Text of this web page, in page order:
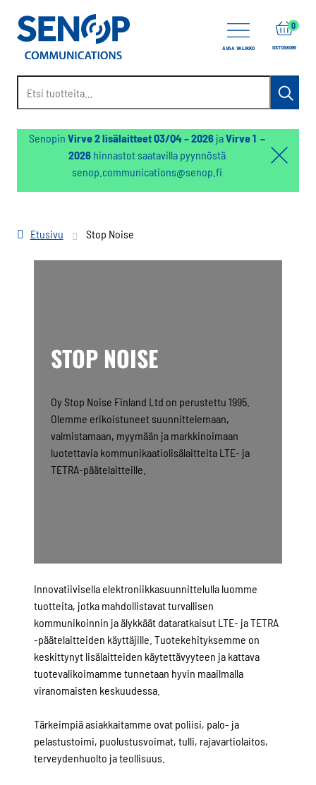
AVAA VALIKKO OSTOSKORI
0items
Senopin Virve 2 lisälaitteet Q3/Q4 – 2026jaVirve 1 –
2026hinnastot saatavilla pyynnöstä
senop.communications@senop.fi
Etusivu Stop Noise
STOP NOISE
Oy Stop Noise Finland Ltd on perustettu 1995.
Olemme erikoistuneet suunnittelemaan,
valmistamaan, myymään ja markkinoimaan
luotettavia kommunikaatiolisälaitteita LTE- ja
TETRA-päätelaitteille.
Innovatiivisella elektroniikkasuunnittelulla luomme
tuotteita, jotka mahdollistavat turvallisen
kommunikoinnin ja älykkäät dataratkaisut LTE- ja TETRA
-päätelaitteiden käyttäjille. Tuotekehityksemme on
keskittynyt lisälaitteiden käytettävyyteen ja kattava
tuotevalikoimamme tunnetaan hyvin maailmalla
viranomaisten keskuudessa.
Tärkeimpiä asiakkaitamme ovat poliisi, palo- ja
pelastustoimi, puolustusvoimat, tulli, rajavartiolaitos,
terveydenhuolto ja teollisuus.